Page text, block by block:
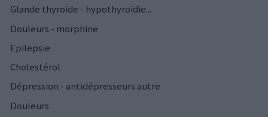
Glande thyroïde - hypothyroïdie...
Douleurs - morphine
Epilepsie
Cholestérol
Dépression - antidépresseurs autre
Douleurs